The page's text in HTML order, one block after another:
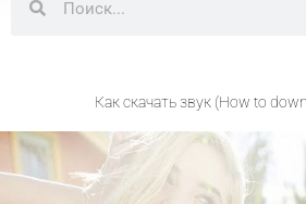
Как скачать звук (How to